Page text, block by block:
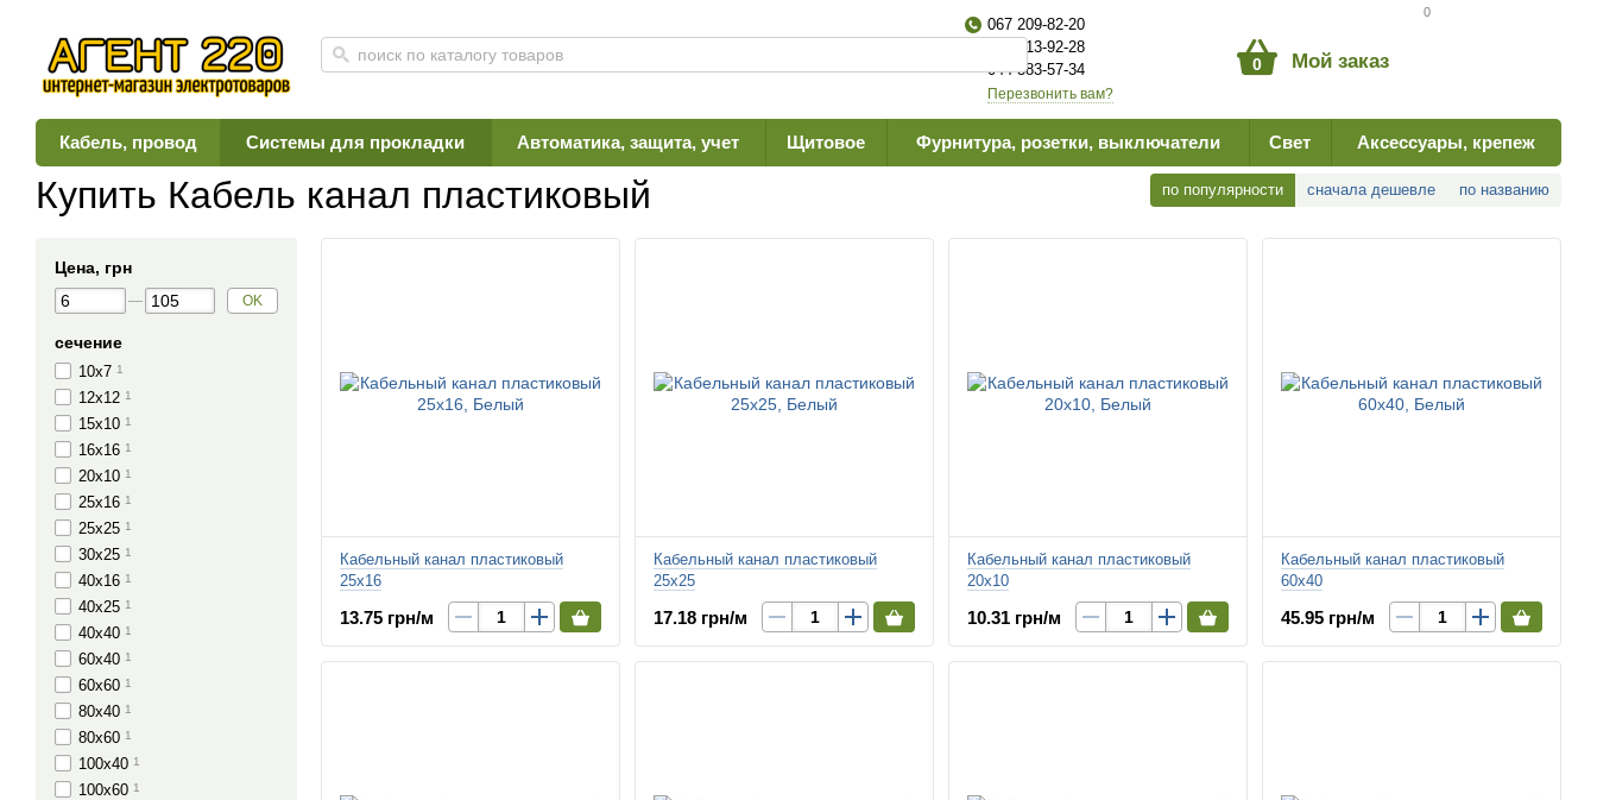
0
067 209-82-20
063 613-92-28
044 383-57-34
Перезвонить вам?
0 Мой заказ
Кабель, провод Системы для прокладки Автоматика, защита, учет Щитовое Фурнитура, розетки, выключатели Свет Аксессуары, крепеж
Главная Каталог Системы для прокладки Кабель канал пластиковый
Купить Кабель канал пластиковый по популярности сначала дешевле по названию
Кабельный канал пластиковый
25х16
13.75 грн/м
Кабельный канал пластиковый
25х25
17.18 грн/м
Кабельный канал пластиковый
20х10
10.31 грн/м
Кабельный канал пластиковый
60х40
45.95 грн/м
Цена, грн
OK
сечение
10х7 1
12х12 1
15х10 1
16х16 1
20х10 1
25х16 1
25х25 1
30х25 1
40х16 1
40х25 1
40х40 1
60х40 1
60х60 1
80х40 1
80х60 1
100х40 1
100х60 1